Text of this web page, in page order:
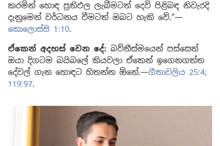
කරමින් හොඳ ප්‍රතිඵල ලැබීමටත් දෙවි පිළිබඳ නිවැරදි
දැනුමෙන් වර්ධනය වීමටත් ඔබට හැකි වේ.”—
කොලොස්සි 1:10.
ඒකෙන් අදහස් වෙන දේ: බව්තීස්මයෙන් පස්සෙත්
ඔයා දිගටම බයිබලේ කියවලා ඒකෙන් ඉගෙනගත්ත
දේවල් ගැන හොඳට හිතන්න ඕනේ.—ගීතාවලිය 25:4;
119:97.